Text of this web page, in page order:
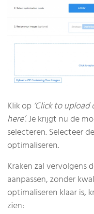
Klik op ‘Click to
here’. Je krijgt nu de
selecteren. Selecteer
optimaliseren.
Kraken zal vervolgens
aanpassen, zonder
optimaliseren klaar is,
zien: